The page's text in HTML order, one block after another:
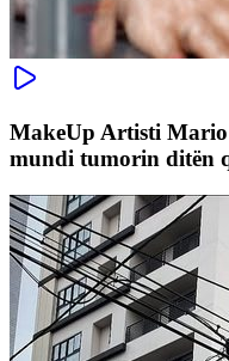
MakeUp Artisti
mundi tumorin ditën